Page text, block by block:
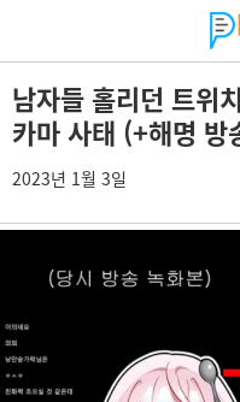
남자들 홀리던 트위
카마 사태 (+해명 방
2023년 1월 3일